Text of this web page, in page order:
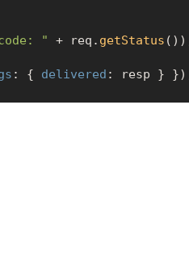
" + req. getStatus
: { delivered